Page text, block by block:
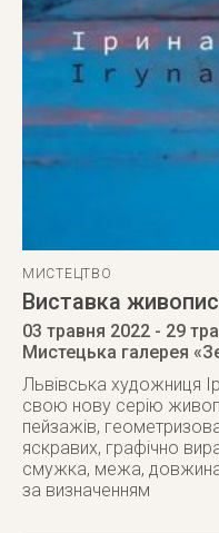
МИСТЕЦТВО
Виставка
03 травня 2022 - 29
Мистецька галерея
Львівська художниця
свою нову серію
пейзажів,
яскравих, графічно
смужка, межа,
за визначенням